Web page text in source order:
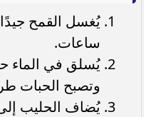
يُغسل القمح
ساعات.
يُسلق في الماء
وتصبح الحبات
يُضاف الحليب